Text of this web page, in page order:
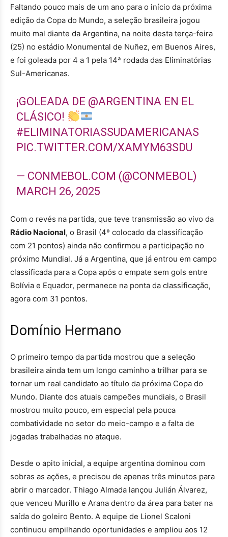
Faltando pouco mais de um ano para o início da próxima
edição da Copa do Mundo, a seleção brasileira jogou
muito mal diante da Argentina, na noite desta terça-feira
(25) no estádio Monumental de Nuñez, em Buenos Aires,
e foi goleada por 4 a 1 pela 14ª rodada das Eliminatórias
Sul-Americanas.
¡GOLEADA DE @ARGENTINA EN EL
CLÁSICO!
#ELIMINATORIASSUDAMERICANAS
PIC.TWITTER.COM/XAMYM63SDU
— CONMEBOL.COM (@CONMEBOL)
MARCH 26, 2025
Com o revés na partida, que teve transmissão ao vivo da
Rádio Nacional, o Brasil (4º colocado da classificação
com 21 pontos) ainda não confirmou a participação no
próximo Mundial. Já a Argentina, que já entrou em campo
classificada para a Copa após o empate sem gols entre
Bolívia e Equador, permanece na ponta da classificação,
agora com 31 pontos.
Domínio Hermano
O primeiro tempo da partida mostrou que a seleção
brasileira ainda tem um longo caminho a trilhar para se
tornar um real candidato ao título da próxima Copa do
Mundo. Diante dos atuais campeões mundiais, o Brasil
mostrou muito pouco, em especial pela pouca
combatividade no setor do meio-campo e a falta de
jogadas trabalhadas no ataque.
Desde o apito inicial, a equipe argentina dominou com
sobras as ações, e precisou de apenas três minutos para
abrir o marcador. Thiago Almada lançou Julián Álvarez,
que venceu Murillo e Arana dentro da área para bater na
saída do goleiro Bento. A equipe de Lionel Scaloni
continuou empilhando oportunidades e ampliou aos 12